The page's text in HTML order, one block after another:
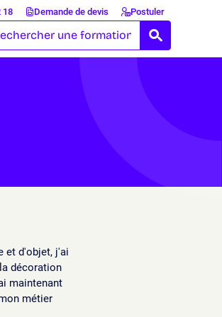
18 Demande de devis Postuler
et d'objet, j'ai
décoration
maintenant
métier